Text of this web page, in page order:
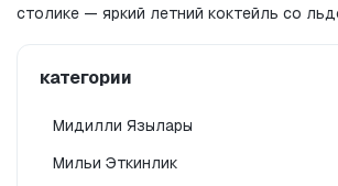
столике — яркий летний коктейль со
категории
Мидилли Язылары
Мильи Эткинлик